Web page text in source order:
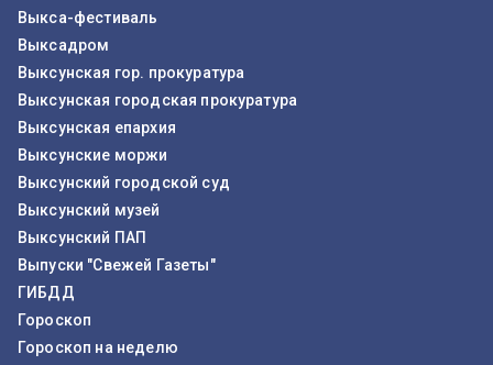
Выкса-фестиваль
Выксадром
Выксунская гор. прокуратура
Выксунская городская прокуратура
Выксунская епархия
Выксунские моржи
Выксунский городской суд
Выксунский музей
Выксунский ПАП
Выпуски "Свежей Газеты"
ГИБДД
Гороскоп
Гороскоп на неделю